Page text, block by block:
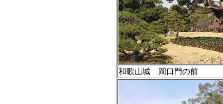
和歌山城 岡口門の前